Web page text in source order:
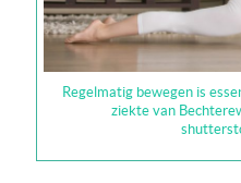
Regelmatig bewegen is
ziekte van